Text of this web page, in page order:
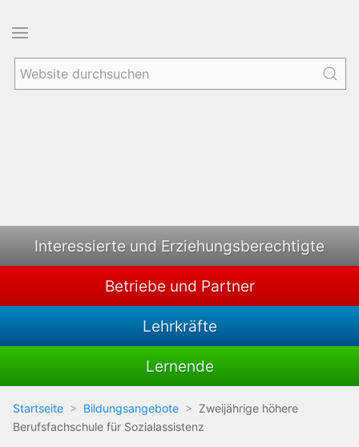
Interessierte und Erziehungsberechtigte
Betriebe und Partner
Lehrkräfte
Lernende
Startseite Bildungsangebote
Zweijährige höhere
Berufsfachschule für Sozialassistenz